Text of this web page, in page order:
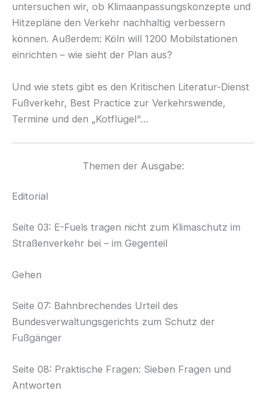
untersuchen wir, ob Klimaanpassungskonzepte und
Hitzepläne den Verkehr nachhaltig verbessern
können. Außerdem: Köln will 1200 Mobilstationen
einrichten – wie sieht der Plan aus?
Und wie stets gibt es den Kritischen Literatur-Dienst
Fußverkehr, Best Practice zur Verkehrswende,
Termine und den „Kotflügel“…
Themen der Ausgabe:
Editorial
Seite 03: E-Fuels tragen nicht zum Klimaschutz im
Straßenverkehr bei – im Gegenteil
Gehen
Seite 07: Bahnbrechendes Urteil des
Bundesverwaltungsgerichts zum Schutz der
Fußgänger
Seite 08: Praktische Fragen: Sieben Fragen und
Antworten